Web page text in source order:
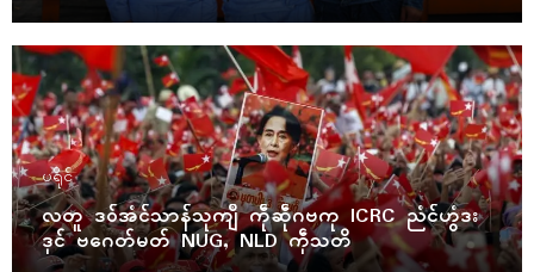
ပရိုၚ်
လတူ ဒဝ်အံၚ်သာန်သုကျဳ ကဵုဆဵုဂဗကု ICRC ညံၚ်ဟွံဒး
ဒုၚ် ဗဂေတ်မတ် NUG, NLD ကဵုသတိ